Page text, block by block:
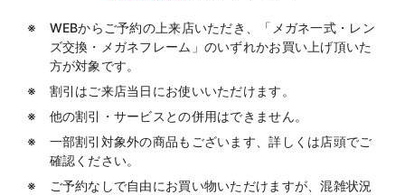
WEBからご予約の上来店いただき、「メガネ一式・レン
ズ交換・メガネフレーム」のいずれかお買い上げ頂いた
方が対象です。
割引はご来店当日にお使いいただけます。
他の割引・サービスとの併用はできません。
一部割引対象外の商品もございます、詳しくは店頭でご
確認ください。
ご予約なしで自由にお買い物いただけますが、混雑状況